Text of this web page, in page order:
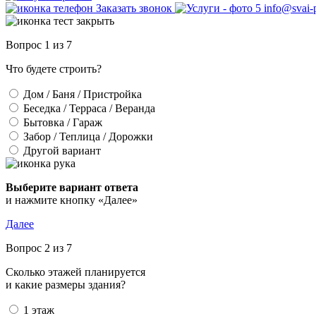
Заказать звонок info@svai-
Вопрос 1 из 7
Что будете строить?
Дом / Баня / Пристройка
Беседка / Терраса / Веранда
Бытовка / Гараж
Забор / Теплица / Дорожки
Другой вариант
Выберите вариант ответа
и нажмите кнопку «Далее»
Далее
Вопрос 2 из 7
Сколько этажей планируется
и какие размеры здания?
1 этаж